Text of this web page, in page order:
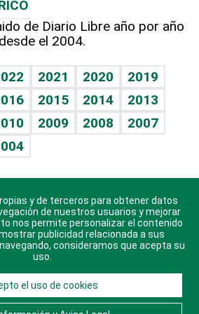
de Diario Libre año por año
desde el 2004.
2021 2020
2019
2015 2014
2013
2009 2008
2007
aplicaciones para Android, iOS y
sistema Huawei.
todos los derechos reservados.
y de terceros para obtener datos
de nuestros usuarios y mejorar
nos permite personalizar el contenido
publicidad relacionada a sus
consideramos que acepta su
uso.
el uso de cookies